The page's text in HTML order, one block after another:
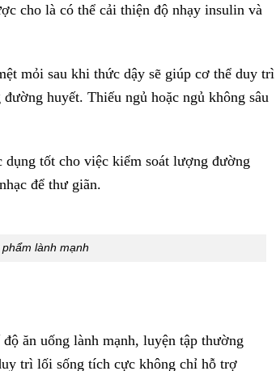
cho là có thể cải thiện độ nhạy insulin và
mỏi sau khi thức dậy sẽ giúp cơ thể duy trì
huyết. Thiếu ngủ hoặc ngủ không sâu
dụng tốt cho việc kiểm soát lượng đường
để thư giãn.
lành mạnh
ăn uống lành mạnh, luyện tập thường
trì lối sống tích cực không chỉ hỗ trợ